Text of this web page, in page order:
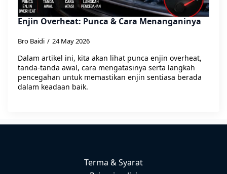
Enjin Overheat: Punca & Cara Menanganinya
Bro Baidi 24 May 2026
Dalam artikel ini, kita akan lihat punca enjin overheat,
tanda-tanda awal, cara mengatasinya serta langkah
pencegahan untuk memastikan enjin sentiasa berada
dalam keadaan baik.
Terma & Syarat